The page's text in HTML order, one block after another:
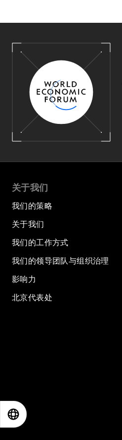
关于我们
我们的策略
关于我们
我们的工作方式
我们的领导团队与组织治理
影响力
北京代表处